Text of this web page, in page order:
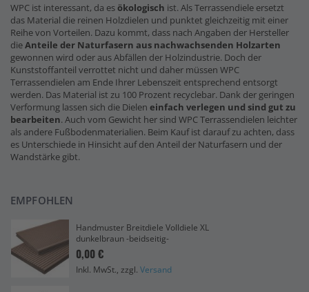
WPC ist interessant, da esökologisch ist. Als Terrassendiele ersetzt
das Material die reinen Holzdielen und punktet gleichzeitig mit einer
Reihe von Vorteilen. Dazu kommt, dass nach Angaben der Hersteller
dieAnteile der Naturfasern aus nachwachsenden Holzarten
gewonnen wird oder aus Abfällen der Holzindustrie. Doch der
Kunststoffanteil verrottet nicht und daher müssen WPC
Terrassendielen am Ende Ihrer Lebenszeit entsprechend entsorgt
werden. Das Material ist zu 100 Prozent recyclebar. Dank der geringen
Verformung lassen sich die Dielen einfach verlegen und sind gut zu
bearbeiten. Auch vom Gewicht her sind WPC Terrassendielen leichter
als andere Fußbodenmaterialien. Beim Kauf ist darauf zu achten, dass
es Unterschiede in Hinsicht auf den Anteil der Naturfasern und der
Wandstärke gibt.
EMPFOHLEN
Handmuster Breitdiele Volldiele XL
dunkelbraun -beidseitig-
0,00 €
Inkl. MwSt., zzgl. Versand